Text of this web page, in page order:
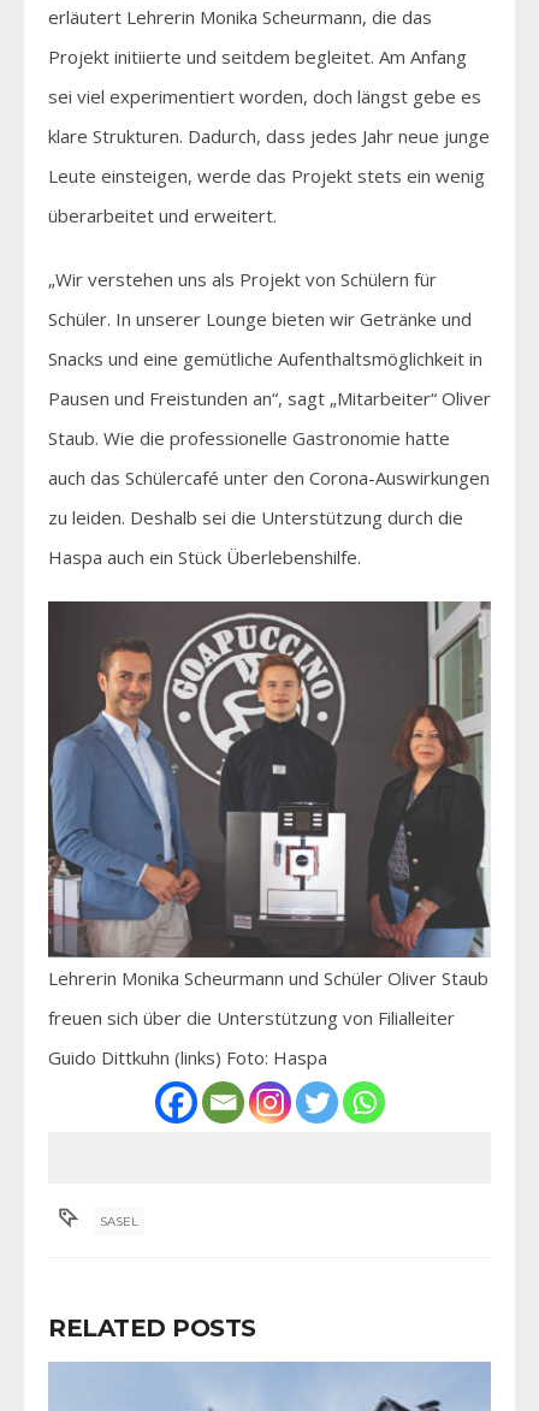
erläutert Lehrerin Monika Scheurmann, die das
Projekt initiierte und seitdem begleitet. Am Anfang
sei viel experimentiert worden, doch längst gebe es
klare Strukturen. Dadurch, dass jedes Jahr neue junge
Leute einsteigen, werde das Projekt stets ein wenig
überarbeitet und erweitert.
„Wir verstehen uns als Projekt von Schülern für
Schüler. In unserer Lounge bieten wir Getränke und
Snacks und eine gemütliche Aufenthaltsmöglichkeit in
Pausen und Freistunden an“, sagt „Mitarbeiter“ Oliver
Staub. Wie die professionelle Gastronomie hatte
auch das Schülercafé unter den Corona-Auswirkungen
zu leiden. Deshalb sei die Unterstützung durch die
Haspa auch ein Stück Überlebenshilfe.
Lehrerin Monika Scheurmann und Schüler Oliver Staub
freuen sich über die Unterstützung von Filialleiter
Guido Dittkuhn (links) Foto: Haspa
SASEL
RELATED POSTS